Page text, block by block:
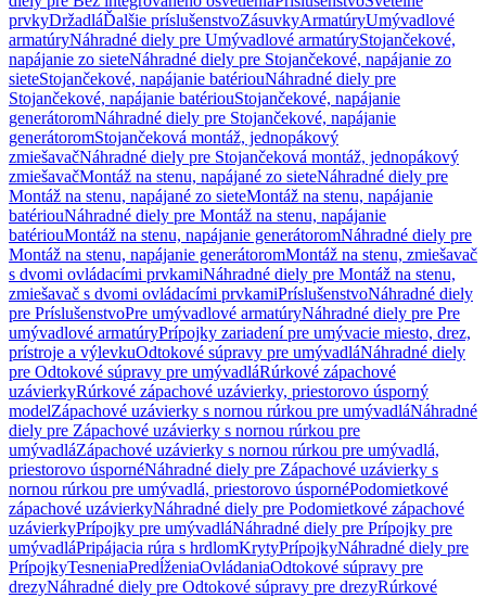
prvkyDržadláĎalšie príslušenstvoZásuvkyArmatúryUmývadlové
armatúryNáhradné diely pre Umývadlové armatúryStojančekové,
napájanie zo sieteNáhradné diely pre Stojančekové, napájanie zo
sieteStojančekové, napájanie batériouNáhradné diely pre
Stojančekové, napájanie batériouStojančekové, napájanie
generátoromNáhradné diely pre Stojančekové, napájanie
generátoromStojančeková montáž, jednopákový
zmiešavačNáhradné diely pre Stojančeková montáž, jednopákový
zmiešavačMontáž na stenu, napájané zo sieteNáhradné diely pre
Montáž na stenu, napájané zo sieteMontáž na stenu, napájanie
batériouNáhradné diely pre Montáž na stenu, napájanie
batériouMontáž na stenu, napájanie generátoromNáhradné diely pre
Montáž na stenu, napájanie generátoromMontáž na stenu, zmiešavač
s dvomi ovládacími prvkamiNáhradné diely pre Montáž na stenu,
zmiešavač s dvomi ovládacími prvkamiPríslušenstvoNáhradné diely
pre PríslušenstvoPre umývadlové armatúryNáhradné diely pre Pre
umývadlové armatúryPrípojky zariadení pre umývacie miesto, drez,
prístroje a výlevkuOdtokové súpravy pre umývadláNáhradné diely
pre Odtokové súpravy pre umývadláRúrkové zápachové
uzávierkyRúrkové zápachové uzávierky, priestorovo úsporný
modelZápachové uzávierky s nornou rúrkou pre umývadláNáhradné
diely pre Zápachové uzávierky s nornou rúrkou pre
umývadláZápachové uzávierky s nornou rúrkou pre umývadlá,
priestorovo úspornéNáhradné diely pre Zápachové uzávierky s
nornou rúrkou pre umývadlá, priestorovo úspornéPodomietkové
zápachové uzávierkyNáhradné diely pre Podomietkové zápachové
uzávierkyPrípojky pre umývadláNáhradné diely pre Prípojky pre
umývadláPripájacia rúra s hrdlomKrytyPrípojkyNáhradné diely pre
PrípojkyTesneniaPredĺženiaOvládaniaOdtokové súpravy pre
drezyNáhradné diely pre Odtokové súpravy pre drezyRúrkové